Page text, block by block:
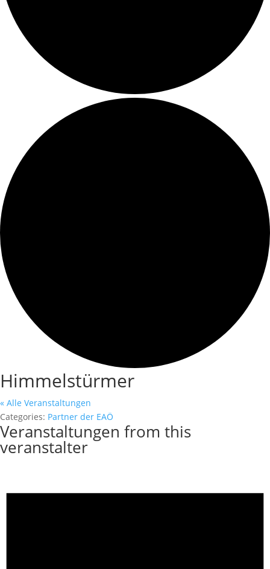
Himmelstürmer
« Alle Veranstaltungen
Categories: Partner der EAÖ
Veranstaltungen from this
veranstalter